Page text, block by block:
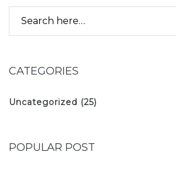
CATEGORIES
Uncategorized (25)
POPULAR POST